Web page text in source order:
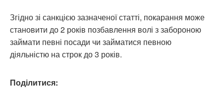
Згідно зі санкцією зазначеної статті, покарання може
становити до 2 років позбавлення волі з забороною
займати певні посади чи займатися певною
діяльністю на строк до 3 років.
Поділитися: